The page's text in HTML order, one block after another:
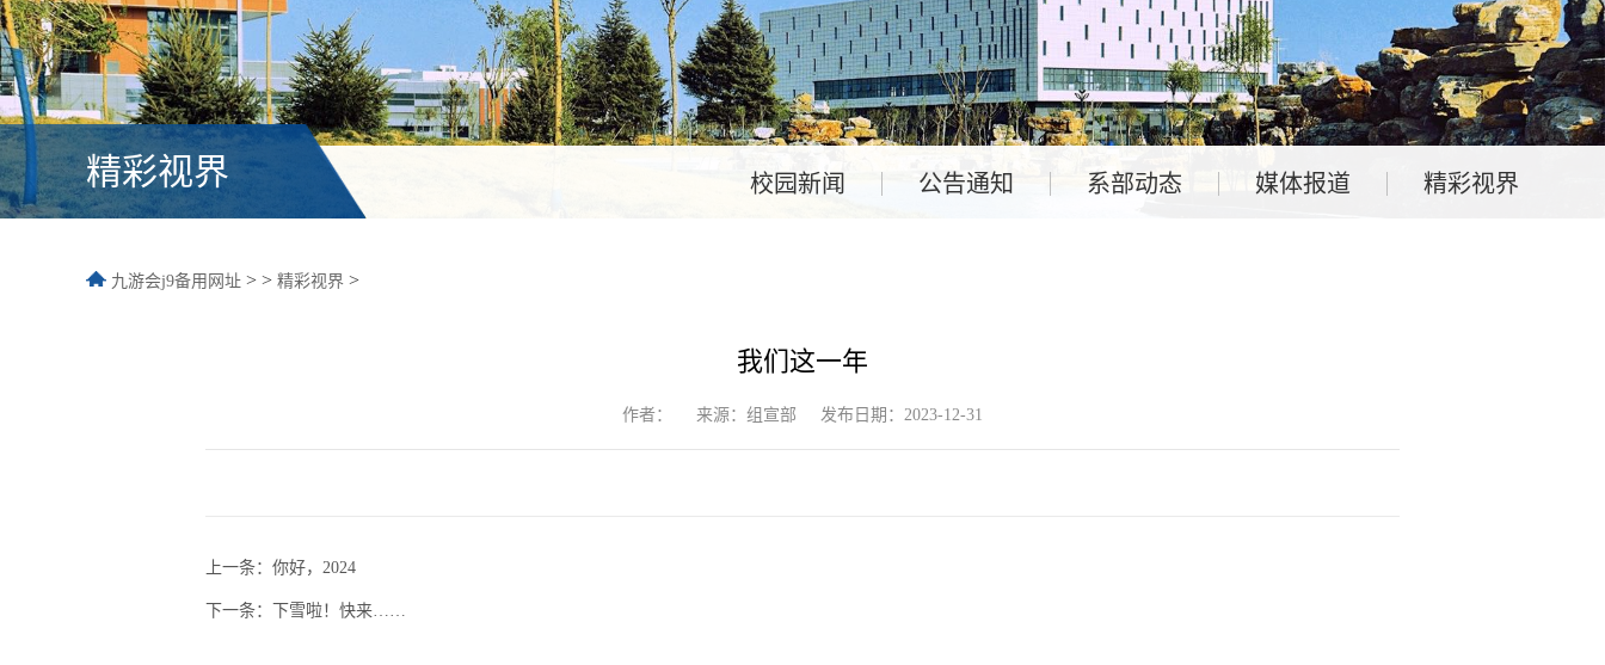
精彩视界 校园新闻 公告通知 系部动态 媒体报道 精彩视界
九游会j9备用网址 > > 精彩视界 >
我们这一年
作者： 来源：组宣部 发布日期：2023-12-31
上一条： 你好，2024
下一条： 下雪啦！快来……